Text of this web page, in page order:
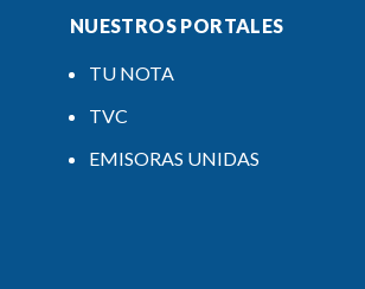
NUESTROS PORTALES
TU NOTA
TVC
EMISORAS UNIDAS